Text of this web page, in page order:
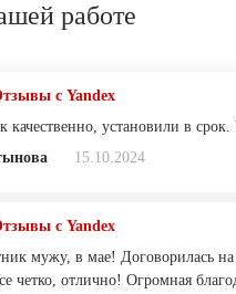
работе
с Yandex
качественно, установили в
15.10.2024
с Yandex
мужу, в мае! Договорилась
четко, отлично! Огромная